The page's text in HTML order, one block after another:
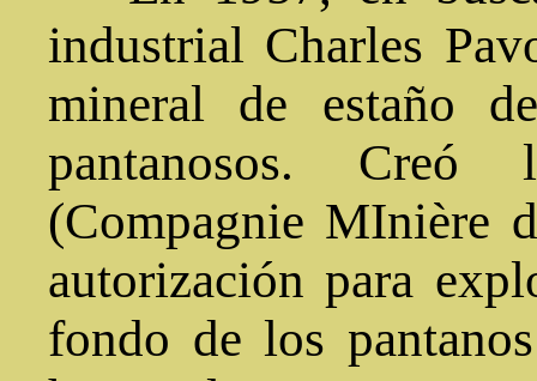
industrial Charles
mineral de estaño
pantanosos. Creó
(Compagnie MInière
autorización para
fondo de los